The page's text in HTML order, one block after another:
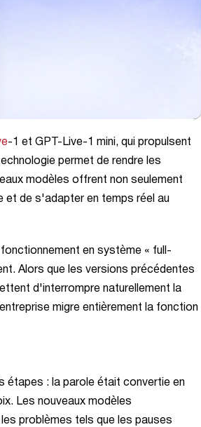
-1 et GPT-Live-1 mini, qui propulsent
permet de rendre les
modèles offrent non seulement
et de s'adapter en temps réel au
en système « full-
Alors que les versions précédentes
d'interrompre naturellement la
migre entièrement la fonction
étapes : la parole était convertie en
Les nouveaux modèles
problèmes tels que les pauses